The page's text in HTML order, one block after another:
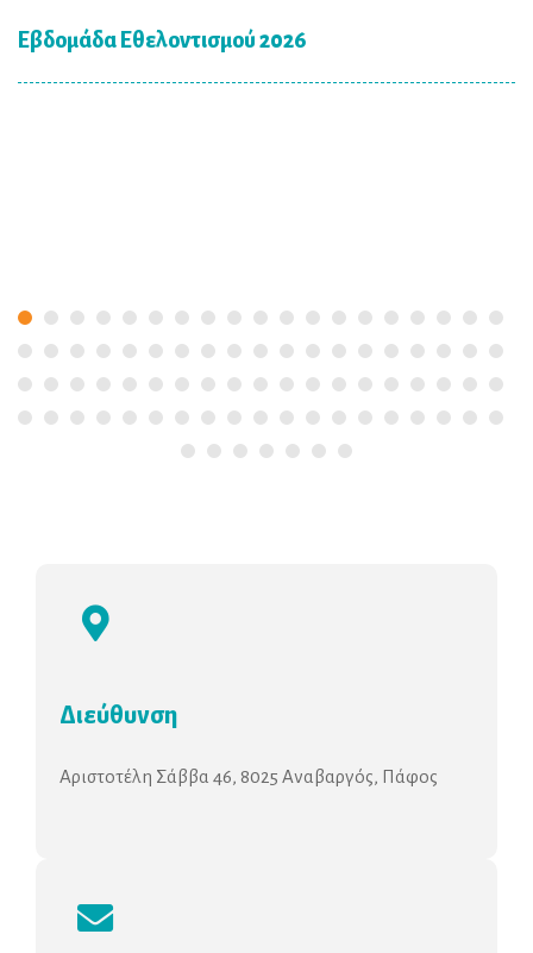
Εβδομάδα Εθελοντισμού 2026
Διεύθυνση
Αριστοτέλη Σάββα 46, 8025 Αναβαργός, Πάφος